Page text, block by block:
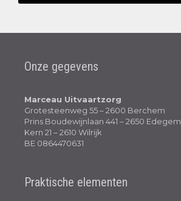
Onze gegevens
Marceau Uitvaartzorg
Grotesteenweg 55 – 2600 Berchem
Prins Boudewijnlaan 441 – 2650 Edegem
Kern 21 – 2610 Wilrijk
BE 0864470631
Praktische elementen